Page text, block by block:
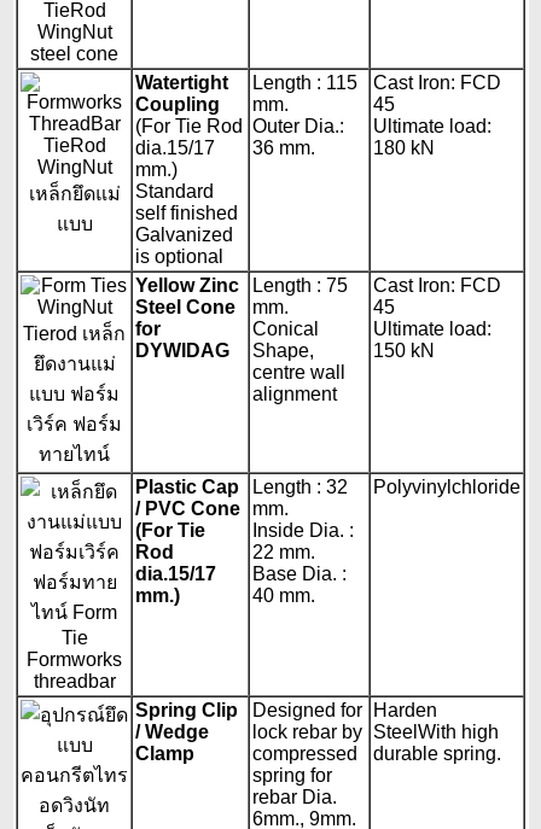
Watertight
Coupling
(For Tie Rod
dia.15/17
mm.)
Standard
self finished
Galvanized
is optional
Length : 115
mm.
Outer Dia.:
36 mm.
Cast Iron: FCD
45
Ultimate load:
180 kN
Yellow Zinc
Steel Cone
for
DYWIDAG
Length : 75
mm.
Conical
Shape,
centre wall
alignment
Cast Iron: FCD
45
Ultimate load:
150 kN
Plastic Cap
/ PVC Cone
(For Tie
Rod
dia.15/17
mm.)
Length : 32
mm.
Inside Dia. :
22 mm.
Base Dia. :
40 mm.
Polyvinylchloride
Spring Clip
/ Wedge
Clamp
Designed for
lock rebar by
compressed
spring for
rebar Dia.
6mm., 9mm.
Harden
SteelWith high
durable spring.